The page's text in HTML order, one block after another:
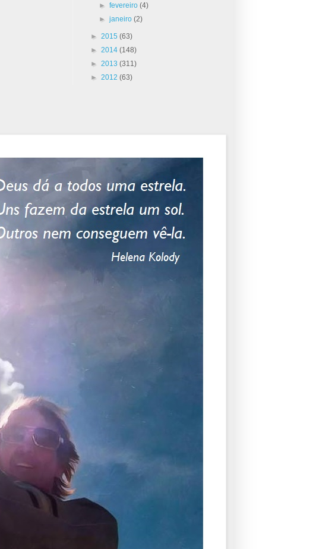
►fevereiro(4)
►janeiro(2)
► 2015 (63)
► 2014 (148)
► 2013 (311)
► 2012 (63)